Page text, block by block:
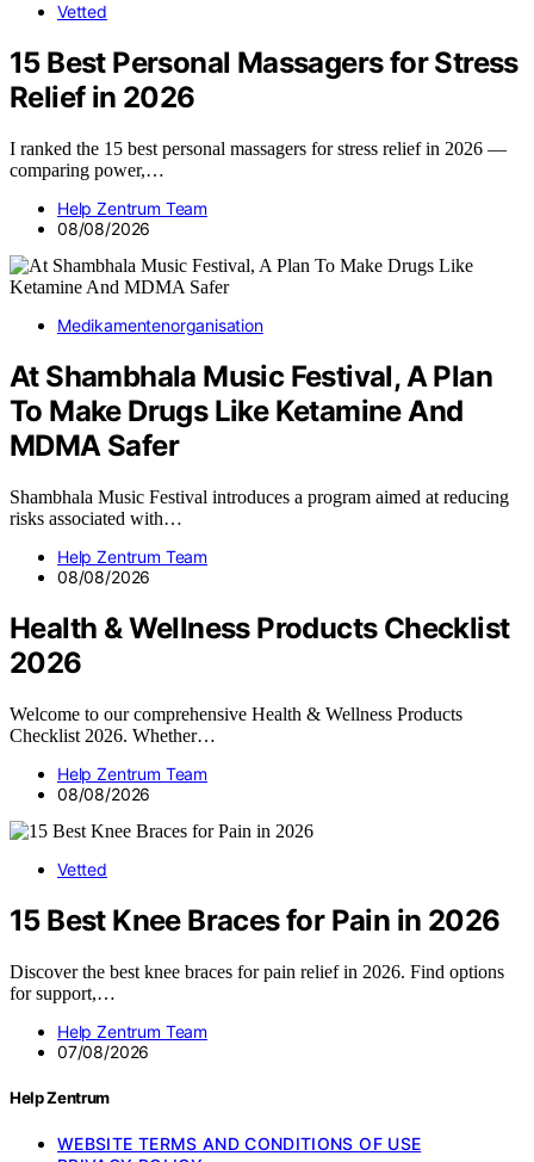
Vetted
15 Best Personal Massagers for Stress
Relief in 2026
I ranked the 15 best personal massagers for stress relief in 2026 —
comparing power,…
Help Zentrum Team
08/08/2026
Medikamentenorganisation
At Shambhala Music Festival, A Plan
To Make Drugs Like Ketamine And
MDMA Safer
Shambhala Music Festival introduces a program aimed at reducing
risks associated with…
Help Zentrum Team
08/08/2026
Health & Wellness Products Checklist
2026
Welcome to our comprehensive Health & Wellness Products
Checklist 2026. Whether…
Help Zentrum Team
08/08/2026
Vetted
15 Best Knee Braces for Pain in 2026
Discover the best knee braces for pain relief in 2026. Find options
for support,…
Help Zentrum Team
07/08/2026
Help Zentrum
WEBSITE TERMS AND CONDITIONS OF USE